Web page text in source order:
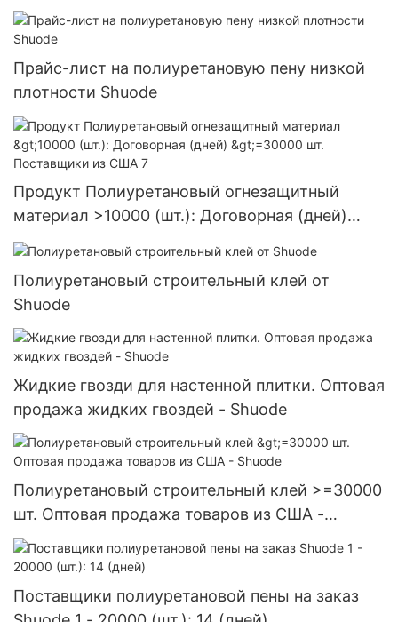
оптом - Shuode
Прайс-лист на полиуретановую пену низкой
плотности Shuode
Продукт Полиуретановый огнезащитный
материал >10000 (шт.): Договорная (дней)
>=30000 шт. Поставщики из США 7
Полиуретановый строительный клей от
Shuode
Жидкие гвозди для настенной плитки. Оптовая
продажа жидких гвоздей - Shuode
Полиуретановый строительный клей >=30000
шт. Оптовая продажа товаров из США -
Shuode
Поставщики полиуретановой пены на заказ